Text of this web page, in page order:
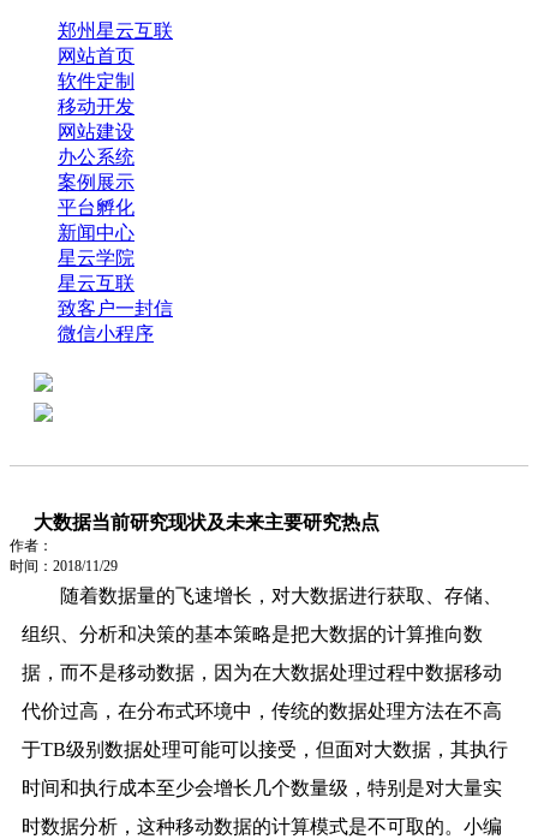
郑州星云互联
网站首页
软件定制
移动开发
网站建设
办公系统
案例展示
平台孵化
新闻中心
星云学院
星云互联
致客户一封信
微信小程序
大数据当前研究现状及未来主要研究热点
作者：
时间：2018/11/29
随着数据量的飞速增长，对大数据进行获取、存储、
组织、分析和决策的基本策略是把大数据的计算推向数
据，而不是移动数据，因为在大数据处理过程中数据移动
代价过高，在分布式环境中，传统的数据处理方法在不高
于TB级别数据处理可能可以接受，但面对大数据，其执行
时间和执行成本至少会增长几个数量级，特别是对大量实
时数据分析，这种移动数据的计算模式是不可取的。小编